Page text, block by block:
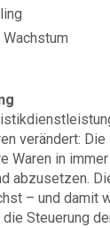
verändert:
Waren in
abzusetzen.
– und damit
Steuerung